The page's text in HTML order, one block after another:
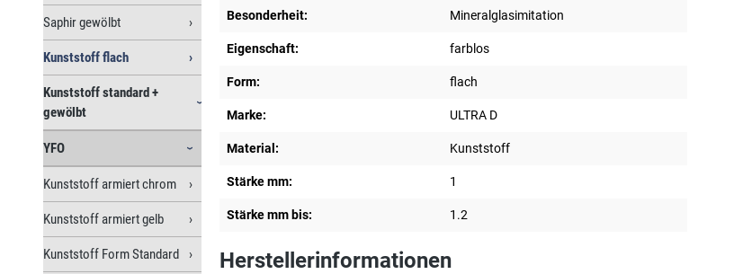
Saphir gewölbt
Kunststoff flach
Kunststoff standard +
gewölbt
YFO
Kunststoff armiert chrom
Kunststoff armiert gelb
Kunststoff Form Standard
Besonderheit: Mineralglasimitation
Eigenschaft: farblos
Form: flach
Marke: ULTRA D
Material: Kunststoff
Stärke mm: 1
Stärke mm bis: 1.2
Herstellerinformationen